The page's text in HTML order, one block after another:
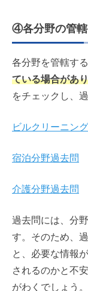
④各分野の管轄
各分野を管轄す
ている場合があ
をチェックし、
ビルクリーニン
宿泊分野過去問
介護分野過去問
過去問には、分
す。そのため、
と、必要な情報
されるのかと不
がわくでしょう。